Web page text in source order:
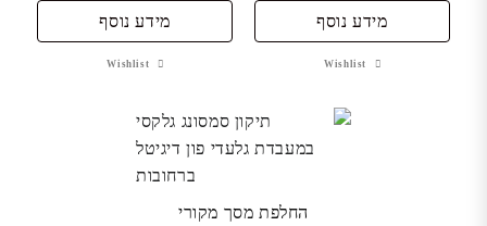
מידע נוסף
Wishlist
מידע נוסף
Wishlist
החלפת מסך מקורי